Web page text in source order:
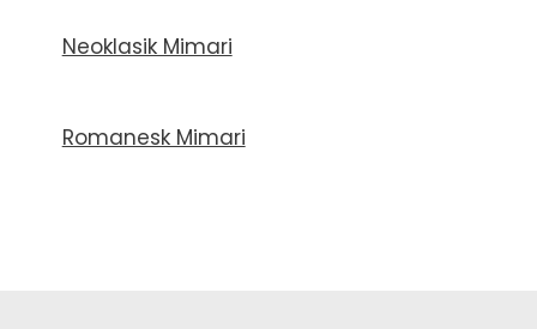
Neoklasik Mimari
Romanesk Mimari